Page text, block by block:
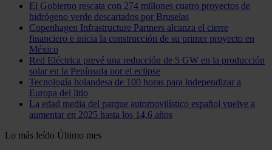
El Gobierno rescata con 274 millones cuatro proyectos de
hidrógeno verde descartados por Bruselas
Copenhagen Infrastructure Partners alcanza el cierre
financiero e inicia la construcción de su primer proyecto en
México
Red Eléctrica prevé una reducción de 5 GW en la producción
solar en la Península por el eclipse
Tecnología holandesa de 100 horas para independizar a
Europa del litio
La edad media del parque automovilístico español vuelve a
aumentar en 2025 hasta los 14,6 años
Lo más leído Último mes